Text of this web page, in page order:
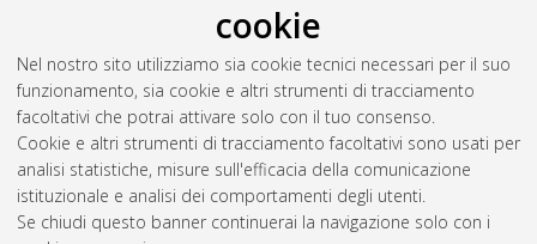
cookie
Nel nostro sito utilizziamo sia cookie tecnici necessari per il suo
funzionamento, sia cookie e altri strumenti di tracciamento
facoltativi che potrai attivare solo con il tuo consenso.
Cookie e altri strumenti di tracciamento facoltativi sono usati per
analisi statistiche, misure sull'efficacia della comunicazione
istituzionale e analisi dei comportamenti degli utenti.
Se chiudi questo banner continuerai la navigazione solo con i
Gestione del documento: